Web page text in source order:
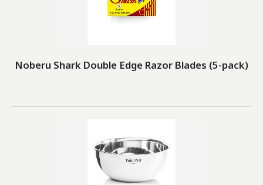
Noberu Shark Double Edge Razor Blades (5-pack)